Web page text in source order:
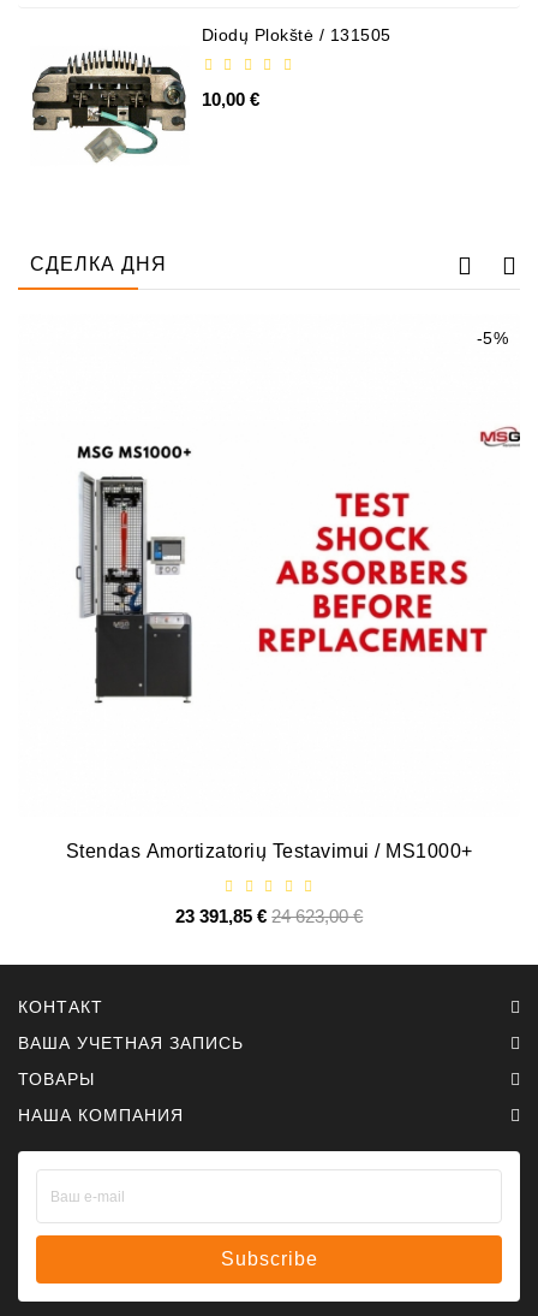
Diodų Plokštė / 131505
10,00 €
СДЕЛКА ДНЯ
-5%
Stendas Amortizatorių Testavimui / MS1000+
23 391,85 € Базовая
24 623,00 €Цена
КОНТАКТ
ВАША УЧЕТНАЯ ЗАПИСЬ
ТОВАРЫ
НАША КОМПАНИЯ
Subscribe